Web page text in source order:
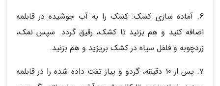
6. آماده سازی کشک: کشک را به آب جوشیده در قابلمه
اضافه کنید و هم بزنید تا کشک، رقیق گردد. سپس نمک،
زردچوبه و فلفل سیاه در کشک بریزید و هم بزنید.
7. پس از 10 دقیقه، گردو و پیاز تفت داده شده را در قابلمه